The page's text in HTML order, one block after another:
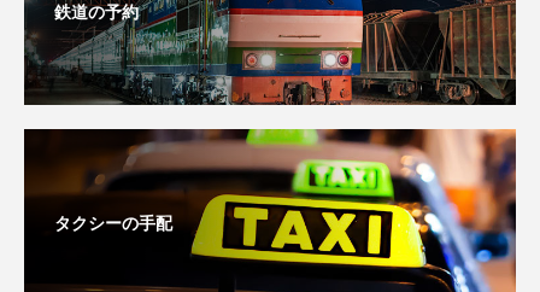
鉄道の予約
タクシーの手配